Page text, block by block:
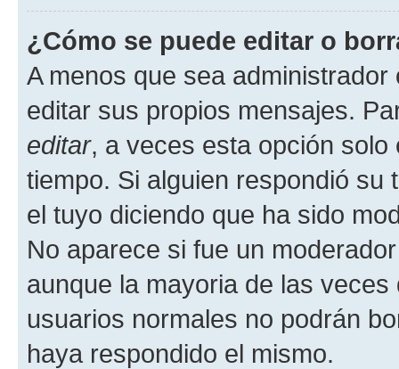
¿Cómo se puede editar o
A menos que sea
editar sus propios mensajes.
editar, a veces esta opción
tiempo. Si alguien respondió
el tuyo diciendo que ha sido
No aparece si fue un
aunque la mayoria de las
usuarios normales no podrán
haya respondido el mismo.